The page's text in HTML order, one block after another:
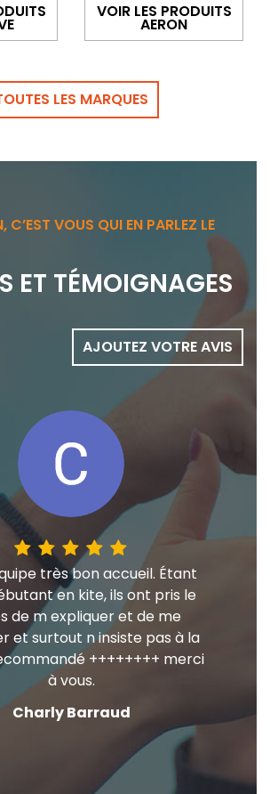
VOIR LES PRODUITS
AERON
LES MARQUES
C’EST VOUS QUI EN PARLEZ LE
ET TÉMOIGNAGES
AJOUTEZ VOTRE AVIS
très bon accueil. Étant
en kite, ils ont pris le
de m expliquer et de me
et surtout n insiste pas à la
++++++++ merci
à vous.
Charly Barraud